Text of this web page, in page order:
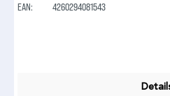
EAN:
4260294081543